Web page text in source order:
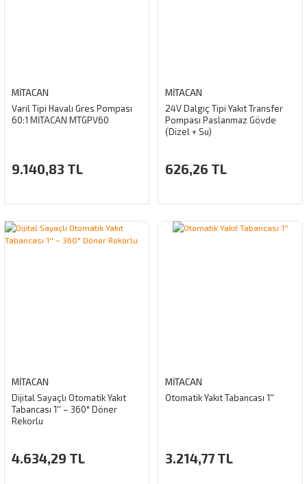
MİTACAN
Varil Tipi Havalı Gres Pompası
60:1 MİTACAN MTGPV60
9.140,83 TL
MİTACAN
24V Dalgıç Tipi Yakıt Transfer
Pompası Paslanmaz Gövde
(Dizel + Su)
626,26 TL
MİTACAN
Dijital Sayaçlı Otomatik Yakıt
Tabancası 1'' – 360° Döner
Rekorlu
4.634,29 TL
MİTACAN
Otomatik Yakıt Tabancası 1''
3.214,77 TL